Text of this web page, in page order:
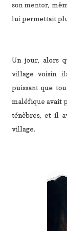
son mentor,
lui permettait
Un jour, alors
village voisin,
puissant que
maléfique avait
ténèbres, et il
village.